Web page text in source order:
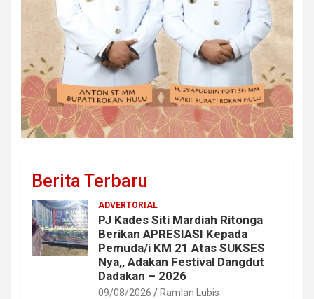
Berita Terbaru
ADVERTORIAL
PJ Kades Siti Mardiah Ritonga
Berikan APRESIASI Kepada
Pemuda/i KM 21 Atas SUKSES
Nya,, Adakan Festival Dangdut
Dadakan – 2026
09/08/2026 Ramlan Lubis